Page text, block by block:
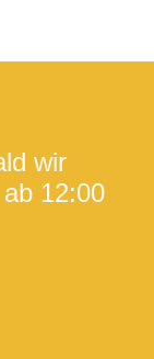
wir
12:00